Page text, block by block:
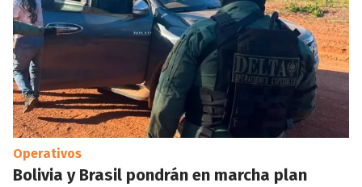
Operativos
Bolivia y Brasil pondrán en marcha plan